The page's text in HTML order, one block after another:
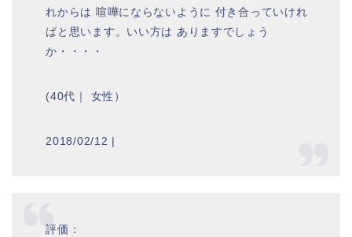
れからは 喧嘩にならないように 付き合っていけれ
ばと思います。いい方は ありますでしょう
か・・・・
(40代｜ 女性）
2018/02/12 |
評価：